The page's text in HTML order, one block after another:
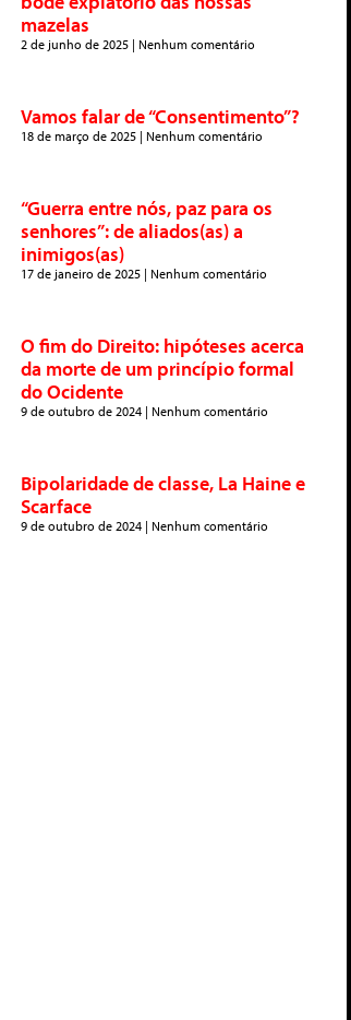
mazelas
2 de junho de 2025 Nenhum comentário
Vamos falar de “Consentimento”?
18 de março de 2025 Nenhum comentário
“Guerra entre nós, paz para os
senhores”: de aliados(as) a
inimigos(as)
17 de janeiro de 2025 Nenhum comentário
O fim do Direito: hipóteses acerca
da morte de um princípio formal
do Ocidente
9 de outubro de 2024 Nenhum comentário
Bipolaridade de classe, La Haine e
Scarface
9 de outubro de 2024 Nenhum comentário